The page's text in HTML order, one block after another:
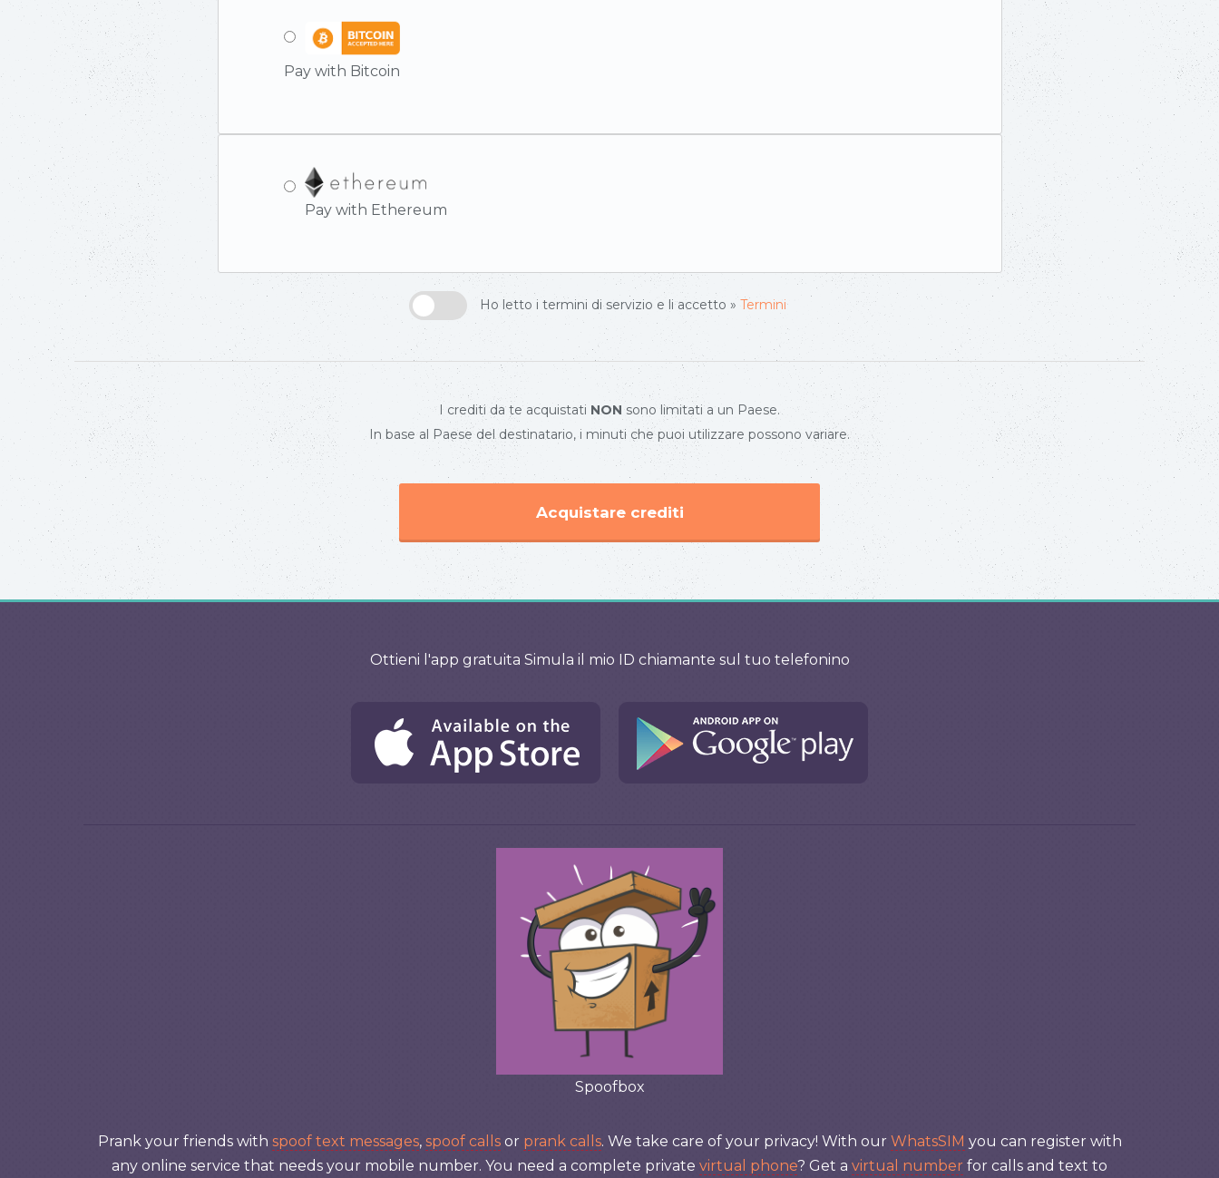
Pay with Bitcoin
Pay with Ethereum
Ho letto i termini di servizio e li accetto »Termini
I crediti da te acquistati NON sono limitati a un Paese.
In base al Paese del destinatario, i minuti che puoi utilizzare possono variare.
Acquistare crediti
Ottieni l'app gratuita Simula il mio ID chiamante sul tuo telefonino
Spoofbox
Prank your friends with spoof text messages, spoof callsor prank calls. We take care of your privacy! With our WhatsSIM you can register with
any online service that needs your mobile number. You need a complete private virtual phone? Get a virtual number for calls and text to